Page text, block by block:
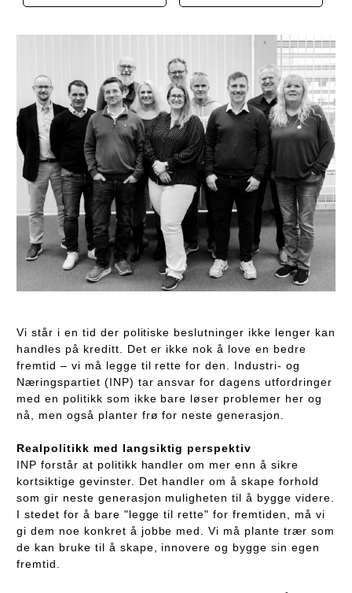
Vi står i en tid der politiske beslutninger ikke lenger kan
handles på kreditt. Det er ikke nok å love en bedre
fremtid – vi må legge til rette for den. Industri- og
Næringspartiet (INP) tar ansvar for dagens utfordringer
med en politikk som ikke bare løser problemer her og
nå, men også planter frø for neste generasjon.
Realpolitikk med langsiktig perspektiv
INP forstår at politikk handler om mer enn å sikre
kortsiktige gevinster. Det handler om å skape forhold
som gir neste generasjon muligheten til å bygge videre.
I stedet for å bare "legge til rette" for fremtiden, må vi
gi dem noe konkret å jobbe med. Vi må plante trær som
de kan bruke til å skape, innovere og bygge sin egen
fremtid.